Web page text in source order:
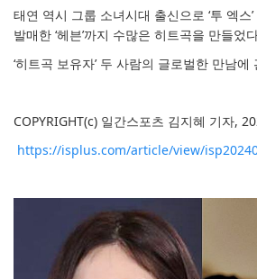
태연 역시 그룹 소녀시대 출신으로 ‘투 엑스’
발매한 ‘헤븐’까지 수많은 히트곡을 만들었
‘히트곡 보유자’ 두 사람의 글로벌한 만남에
COPYRIGHT(c) 일간스포츠 김지혜 기자,
https://isplus.com/article/view/